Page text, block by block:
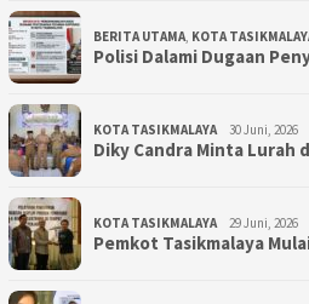
BERITA UTAMA, KOTA
Polisi Dalami Dugaan
KOTA TASIKMALAYA 30 Juni, 2026
Diky Candra Minta Lurah
KOTA TASIKMALAYA 29 Juni, 2026
Pemkot Tasikmalaya